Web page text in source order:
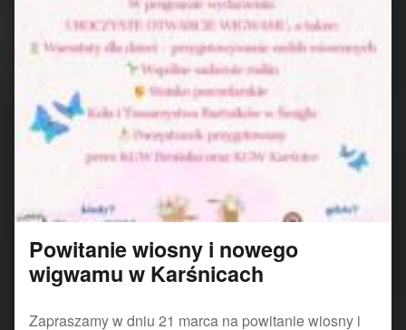
Powitanie wiosny i nowego
wigwamu w Karśnicach
Zapraszamy w dniu 21 marca na powitanie wiosny i